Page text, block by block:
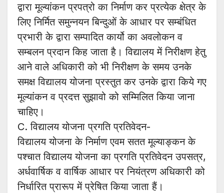
द्वारा मूल्यांकन प्रपत्रो का निर्माण कर प्रत्येक क्षेत्र के
लिए निर्मित समुन्नयन बिन्दुओं के आधार पर सम्बंधित
प्रभारी के द्वारा सम्पादित कार्यो का अवलोकन व
सम्बलन प्रदान किह जाता है। विद्यालय में निरीक्षण हेतु
आने वाले अधिकारी को भी निरीक्षण के समय उनके
समक्ष विद्यालय योजना प्रस्तुत कर उनके द्वारा किये गए
मूल्यांकन व प्रदत्त सुझावो को सम्मिलित किया जाना
चाहिए।
C. विद्यालय योजना प्रगति प्रतिवेदन-
विद्यालय योजना के निर्माण एवम सतत मूल्याङ्कन के
पश्चात विद्यालय योजना का प्रगति प्रतिवेदन उपसत्र,
अर्धवार्षिक व वार्षिक आधार पर नियंत्रण अधिकारी को
निर्धारित प्रारूप में प्रेषित किया जाता हैं।